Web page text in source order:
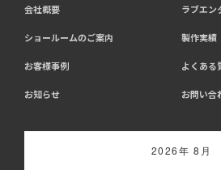
会社概要 ラブエン
ショールームのご案内 製作実績
お客様事例 よくある
お知らせ お問い合
2026年 8月